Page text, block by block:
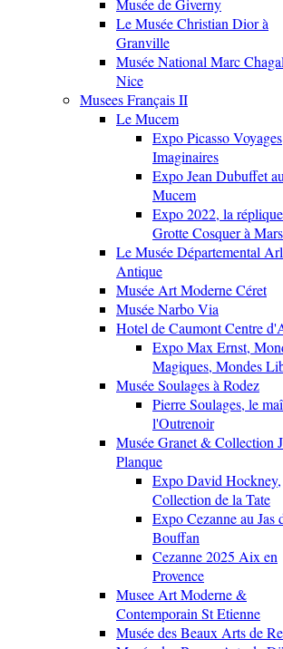
Musée de Giverny
Le Musée Christian Dior à
Granville
Musée National Marc
Nice
Musees Français II
Le Mucem
Expo Picasso Voyages
Imaginaires
Expo Jean Dubuffet
Mucem
Expo 2022, la
Grotte Cosquer à
Le Musée Départemental
Antique
Musée Art Moderne Céret
Musée Narbo Via
Hotel de Caumont Centre
Expo Max Ernst,
Magiques, Mondes
Musée Soulages à Rodez
Pierre Soulages, le
l'Outrenoir
Musée Granet & Collection
Planque
Expo David Hockney,
Collection de la Tate
Expo Cezanne au Jas
Bouffan
Cezanne 2025 Aix en
Provence
Musee Art Moderne &
Contemporain St Etienne
Musée des Beaux Arts de